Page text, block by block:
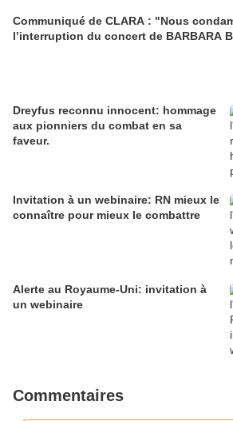
Communiqué de CLARA : "Nous
l’interruption du concert de BARBARA
Dreyfus reconnu innocent: hommage
aux pionniers du combat en sa
faveur.
Invitation à un webinaire: RN mieux le
connaître pour mieux le combattre
Alerte au Royaume-Uni: invitation à
un webinaire
Commentaires